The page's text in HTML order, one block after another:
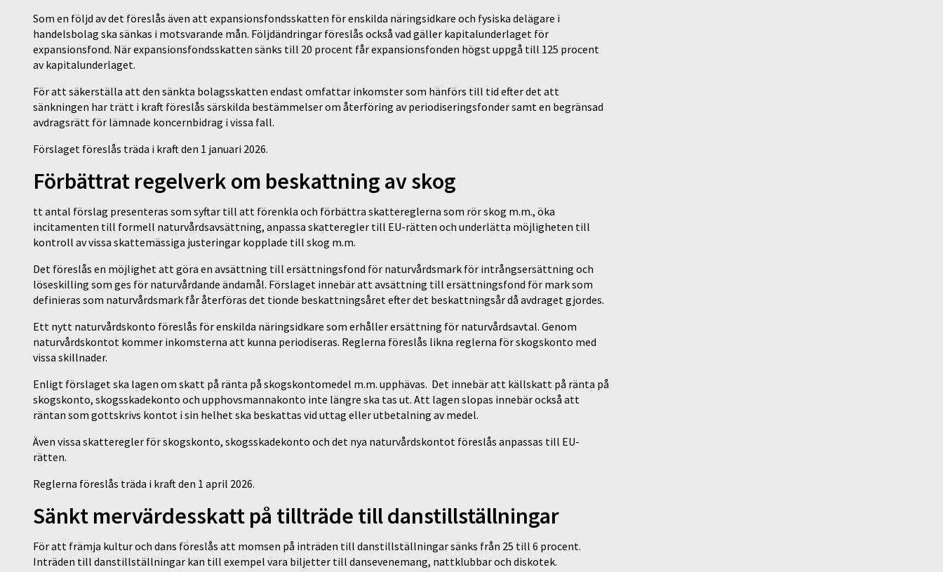
Som en följd av det föreslås även att expansionsfondsskatten för enskilda näringsidkare och fysiska delägare i
handelsbolag ska sänkas i motsvarande mån. Följdändringar föreslås också vad gäller kapitalunderlaget för
expansionsfond. När expansionsfondsskatten sänks till 20 procent får expansionsfonden högst uppgå till 125 procent
av kapitalunderlaget.
För att säkerställa att den sänkta bolagsskatten endast omfattar inkomster som hänförs till tid efter det att
sänkningen har trätt i kraft föreslås särskilda bestämmelser om återföring av periodiseringsfonder samt en begränsad
avdragsrätt för lämnade koncernbidrag i vissa fall.
Förslaget föreslås träda i kraft den 1 januari 2026.
Förbättrat regelverk om beskattning av skog
tt antal förslag presenteras som syftar till att förenkla och förbättra skattereglerna som rör skog m.m., öka
incitamenten till formell naturvårdsavsättning, anpassa skatteregler till EU-rätten och underlätta möjligheten till
kontroll av vissa skattemässiga justeringar kopplade till skog m.m.
Det föreslås en möjlighet att göra en avsättning till ersättningsfond för naturvårdsmark för intrångsersättning och
löseskilling som ges för naturvårdande ändamål. Förslaget innebär att avsättning till ersättningsfond för mark som
definieras som naturvårdsmark får återföras det tionde beskattningsåret efter det beskattningsår då avdraget gjordes.
Ett nytt naturvårdskonto föreslås för enskilda näringsidkare som erhåller ersättning för naturvårdsavtal. Genom
naturvårdskontot kommer inkomsterna att kunna periodiseras. Reglerna föreslås likna reglerna för skogskonto med
vissa skillnader.
Enligt förslaget ska lagen om skatt på ränta på skogskontomedel m.m. upphävas. Det innebär att källskatt på ränta på
skogskonto, skogsskadekonto och upphovsmannakonto inte längre ska tas ut. Att lagen slopas innebär också att
räntan som gottskrivs kontot i sin helhet ska beskattas vid uttag eller utbetalning av medel.
Även vissa skatteregler för skogskonto, skogsskadekonto och det nya naturvårdskontot föreslås anpassas till EU-
rätten.
Reglerna föreslås träda i kraft den 1 april 2026.
Sänkt mervärdesskatt på tillträde till danstillställningar
För att främja kultur och dans föreslås att momsen på inträden till danstillställningar sänks från 25 till 6 procent.
Inträden till danstillställningar kan till exempel vara biljetter till dansevenemang, nattklubbar och diskotek.